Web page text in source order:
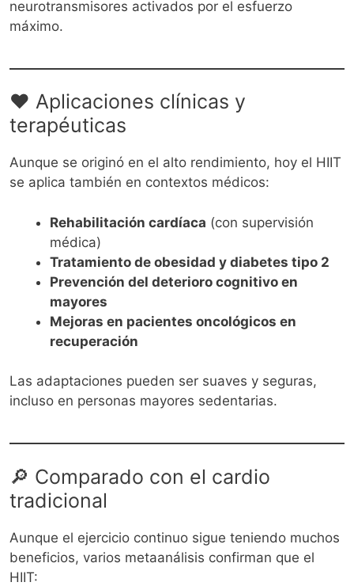
neurotransmisores activados por el esfuerzo
máximo.
❤️ Aplicaciones clínicas y
terapéuticas
Aunque se originó en el alto rendimiento, hoy el HIIT
se aplica también en contextos médicos:
Rehabilitación cardíaca (con supervisión
médica)
Tratamiento de obesidad y diabetes tipo 2
Prevención del deterioro cognitivo en
mayores
Mejoras en pacientes oncológicos en
recuperación
Las adaptaciones pueden ser suaves y seguras,
incluso en personas mayores sedentarias.
🔎 Comparado con el cardio
tradicional
Aunque el ejercicio continuo sigue teniendo muchos
beneficios, varios metaanálisis confirman que el
HIIT: